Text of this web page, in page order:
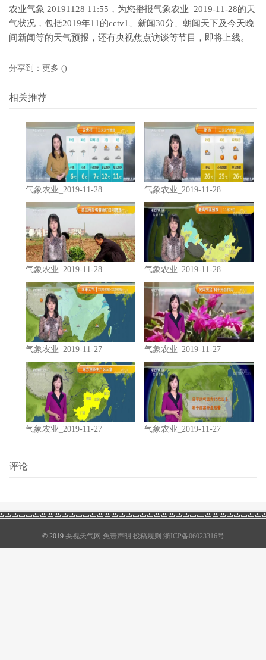
农业气象 20191128 11:55，为您播报气象农业_2019-11-28的天
气状况，包括2019年11的cctv1、新闻30分、朝闻天下及今天晚
间新闻等的天气预报，还有央视焦点访谈等节目，即将上线。
分享到： 更多 ()
相关推荐
气象农业_2019-11-28 气象农业_2019-11-28
气象农业_2019-11-28 气象农业_2019-11-28
气象农业_2019-11-27 气象农业_2019-11-27
气象农业_2019-11-27 气象农业_2019-11-27
评论
© 2019 央视天气网 免责声明 投稿规则 浙ICP备06023316号